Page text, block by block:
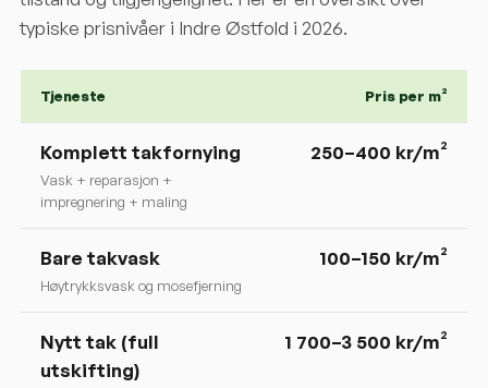
typiske prisnivåer i Indre Østfold i 2026.
Tjeneste Pris per m²
Komplett takfornying
Vask + reparasjon +
impregnering + maling
250–400 kr/m²
Bare takvask
Høytrykksvask og mosefjerning
100–150 kr/m²
Nytt tak (full
utskifting)
1 700–3 500 kr/m²